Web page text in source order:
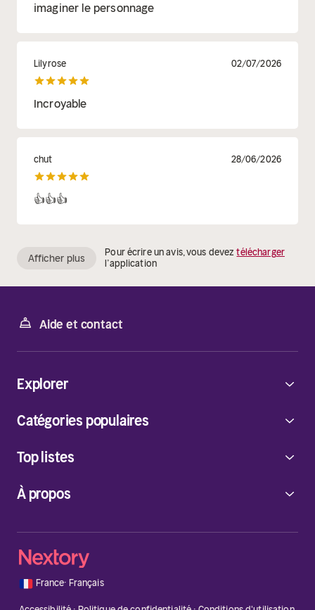
imaginer le personnage
Lilyrose 02/07/2026
Incroyable
chut 28/06/2026
👍👍👍
Afficher plus Pour écrire un avis, vous deveztélécharger
l’application
Aide et contact
À propos
Explorer
Catégories populaires
Top listes
🇫🇷 France· Français